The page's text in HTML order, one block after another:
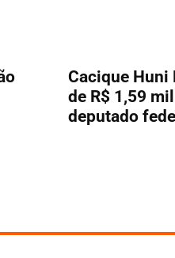
Cacique
de R$ 1,59
deputado